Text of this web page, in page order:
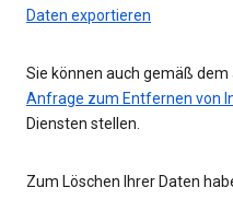
Daten exportieren
Sie können auch gemäß
Anfrage zum Entfernen von
Diensten stellen.
Zum Löschen Ihrer Daten